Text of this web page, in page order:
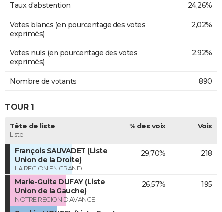
Taux d'abstention 24,26%
Votes blancs (en pourcentage des votes
exprimés)
2,02%
Votes nuls (en pourcentage des votes
exprimés)
2,92%
Nombre de votants 890
TOUR 1
Tête de liste
Liste
% des voix Voix
François SAUVADET (Liste
Union de la Droite)
LA REGION EN GRAND
29,70% 218
Marie-Guite DUFAY (Liste
Union de la Gauche)
NOTRE REGION D'AVANCE
26,57% 195